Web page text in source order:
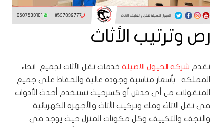
رص وترتيب الأثاث
نقدم شركه الخيول الاصيلة خدمات نقل الأثاث لجميع انحاء
المملكه بأسعار مناسبة وجوده عالية والحفاظ على جميع
المنقولات من أى خدش أو كسرحيث نستخدم أحدث الأدوات
فى نقل الاثاث وفك وتركيب الأثاث والأجهزة الكهربائية
والنجف والتكييف وكل مكونات المنزل حيث يوجد فى